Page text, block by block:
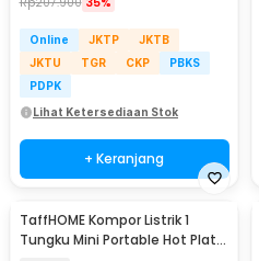
Online JKTP
JKTB
JKTU
TGR CKP
PBKS
PDPK
Lihat Ketersediaan Stok
+ Keranjang
TaffHOME Kompor Listrik 1
Tungku Mini Portable Hot Plate